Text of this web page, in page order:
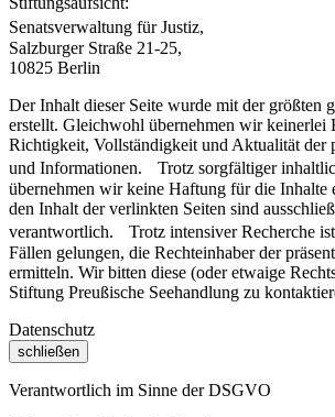
Senatsverwaltung für Justiz,
Salzburger Straße 21-25,
10825 Berlin
Der Inhalt dieser Seite wurde mit der größten
erstellt. Gleichwohl übernehmen wir keinerlei
Richtigkeit, Vollständigkeit und Aktualität der
und Informationen. Trotz sorgfältiger
übernehmen wir keine Haftung für die Inhalte
den Inhalt der verlinkten Seiten sind
verantwortlich. Trotz intensiver Recherche
Fällen gelungen, die Rechteinhaber der
ermitteln. Wir bitten diese (oder etwaige
Stiftung Preußische Seehandlung zu
Datenschutz
schließen
Verantwortlich im Sinne der DSGVO